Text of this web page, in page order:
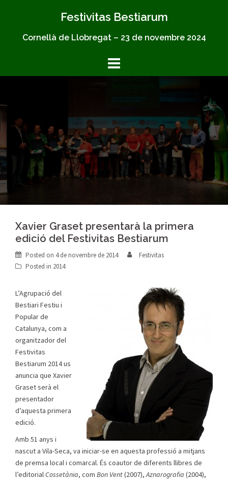
Festivitas Bestiarum
Cornellà de Llobregat – 23 de novembre 2024
Xavier Graset presentarà la primera
edició del Festivitas Bestiarum
Posted on 4 de novembre de 2014
Festivitas
Posted in 2014
L’Agrupació del
Bestiari Festiu i
Popular de
Catalunya, com a
organitzador del
Festivitas
Bestiarum 2014 us
anuncia que Xavier
Graset serà el
presentador
d’aquesta primera
edició.
Amb 51 anys i
nascut a Vila-Seca, va iniciar-se en aquesta professió a mitjans
de premsa local i comarcal. És coautor de diferents llibres de
l’editorialCossetània, com Bon Vent(2007),Aznarografia (2004),